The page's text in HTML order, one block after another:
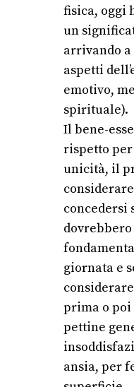
fisica, oggi
un
arrivando
aspetti
emotivo,
spirituale).
Il bene-
rispetto per
unicità, il
concedersi
giornata e
prima o
pettine
ansia, per